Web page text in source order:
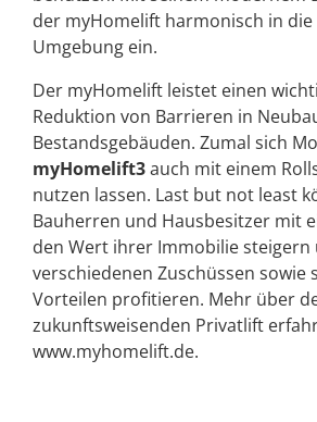
der myHomelift harmonisch in die
Umgebung ein.
Der myHomelift leistet einen
Reduktion von Barrieren in
Bestandsgebäuden. Zumal sich
myHomelift3auch mit einem
nutzen lassen. Last but not least
Bauherren und Hausbesitzer mit
den Wert ihrer Immobilie steigern
verschiedenen Zuschüssen sowie
Vorteilen profitieren. Mehr über
zukunftsweisenden Privatlift
www.myhomelift.de.